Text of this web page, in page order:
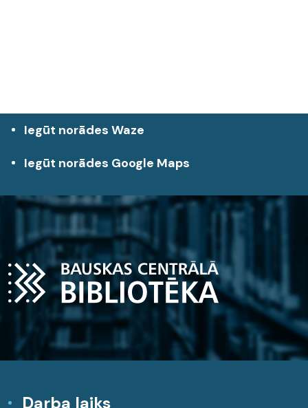
Iegūt norādes Waze
Iegūt norādes Google Maps
Darba laiks